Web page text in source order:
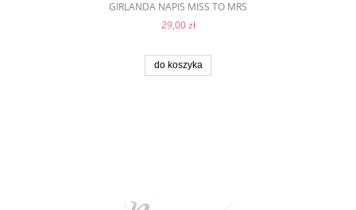
GIRLANDA NAPIS MISS TO MRS
29,00 zł
do koszyka